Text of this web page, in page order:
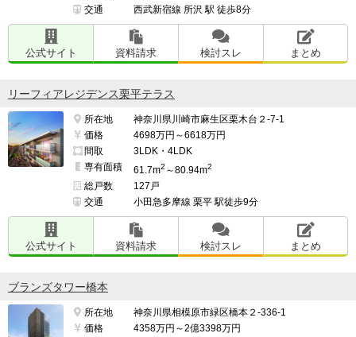
交通
西武新宿線 所沢 駅 徒歩8分
公式サイト 資料請求 検討スレ まとめ
リーフィアレジデンス栗平テラス
所在地
神奈川県川崎市麻生区栗木台２-7-1
価格
4698万円～6618万円
間取
3LDK・4LDK
専有面積
61.7m2 ～80.94m2
総戸数
127戸
交通
小田急多摩線 栗平 駅徒歩9分
公式サイト 資料請求 検討スレ まとめ
ブランズタワー橋本
所在地
神奈川県相模原市緑区橋本２-336-1
価格
4358万円～2億3398万円